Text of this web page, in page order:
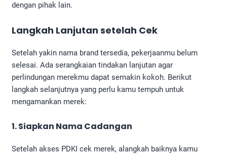
dengan pihak lain.
Langkah Lanjutan setelah Cek
Setelah yakin nama brand tersedia, pekerjaanmu belum
selesai. Ada serangkaian tindakan lanjutan agar
perlindungan merekmu dapat semakin kokoh. Berikut
langkah selanjutnya yang perlu kamu tempuh untuk
mengamankan merek:
1. Siapkan Nama Cadangan
Setelah akses PDKI cek merek, alangkah baiknya kamu